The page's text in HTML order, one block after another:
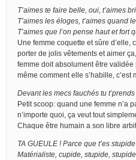
T’aimes te faire belle, oui, t’aimes
T’aimes les éloges, t’aimes quand
T’aimes que l’on pense haut et fort
Une femme coquette et sûre d’elle,
porter de jolis vêtements et aimer
femme doit absolument être
même comment elle s’habille, c’est
Devant les mecs fauchés tu
Petit scoop: quand une femme n’a
n’importe quoi, ça veut tout
Chaque être humain a son libre
TA GUEULE ! Parce que t’es stupide
Matérialiste, cupide, stupide,